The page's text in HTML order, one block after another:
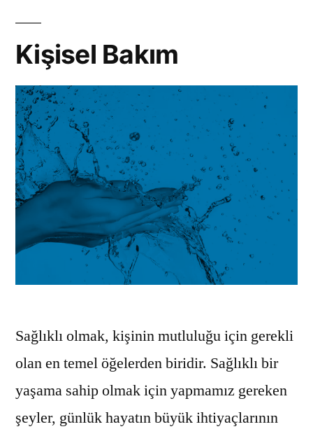
Kişisel Bakım
Sağlıklı olmak, kişinin mutluluğu için gerekli
olan en temel öğelerden biridir. Sağlıklı bir
yaşama sahip olmak için yapmamız gereken
şeyler, günlük hayatın büyük ihtiyaçlarının